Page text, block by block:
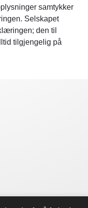
samtykker
Selskapet
den til
tilgjengelig på